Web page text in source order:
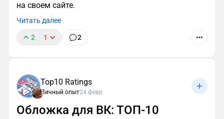
на своем сайте.
Читать далее
2 1 2
Top10 Ratings
Личный опыт24 февр
Обложка для ВК: ТОП-10